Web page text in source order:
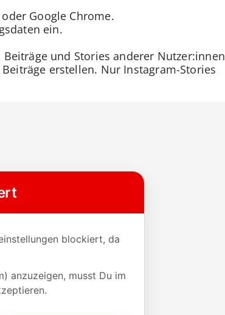
Google Chrome.
ein.
und Stories anderer Nutzer:innen
erstellen. Nur Instagram-Stories